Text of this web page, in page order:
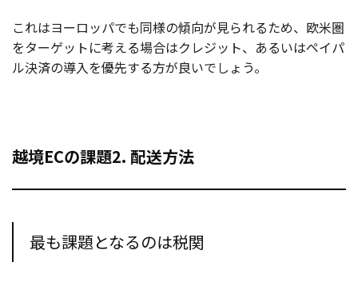
これはヨーロッパでも同様の傾向が見られるため、欧米圏
をターゲットに考える場合はクレジット、あるいはペイパ
ル決済の導入を優先する方が良いでしょう。
越境ECの課題2. 配送方法
最も課題となるのは税関